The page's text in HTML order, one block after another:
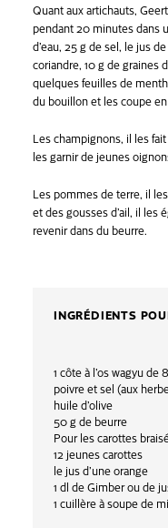
INGRÉDIENTS
1 côte à l’os wagyu de
poivre et sel (aux
huile d’olive
50 g de beurre
Pour les carottes
12 jeunes carottes
le jus d’une orange
1 dl de Gimber ou de
1 cuillère à soupe de
Quant aux artichauts,
pendant 20 minutes dans
d’eau, 25 g de sel, le jus
coriandre, 10 g de graines
quelques feuilles de
du bouillon et les coupe
Les champignons, il les
les garnir de jeunes
Les pommes de terre, il
et des gousses d’ail, il les
revenir dans du beurre.